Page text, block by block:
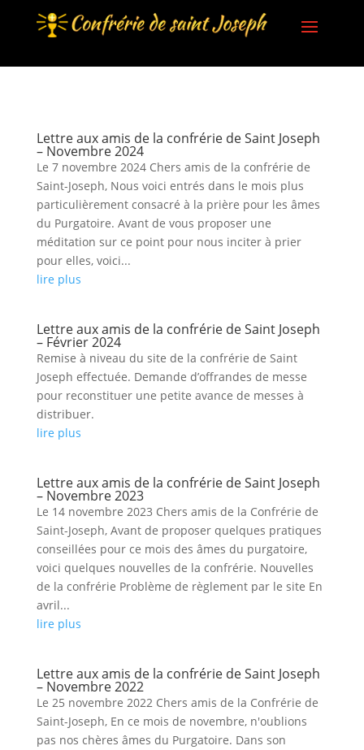
Lettre aux amis de la confrérie de Saint Joseph
– Novembre 2024
Le 7 novembre 2024 Chers amis de la confrérie de
Saint-Joseph, Nous voici entrés dans le mois plus
particulièrement consacré à la prière pour les âmes
du Purgatoire. Avant de vous proposer une
méditation sur ce point pour nous inciter à prier
pour elles, voici...
lire plus
Lettre aux amis de la confrérie de Saint Joseph
– Février 2024
Remise à niveau du site de la confrérie de Saint
Joseph effectuée. Demande d’offrandes de messe
pour reconstituer une petite avance de messes à
distribuer.
lire plus
Lettre aux amis de la confrérie de Saint Joseph
– Novembre 2023
Le 14 novembre 2023 Chers amis de la Confrérie de
Saint-Joseph, Avant de proposer quelques pratiques
conseillées pour ce mois des âmes du purgatoire,
voici quelques nouvelles de la confrérie. Nouvelles
de la confrérie Problème de règlement par le site En
avril...
lire plus
Lettre aux amis de la confrérie de Saint Joseph
– Novembre 2022
Le 25 novembre 2022 Chers amis de la Confrérie de
Saint-Joseph, En ce mois de novembre, n'oublions
pas nos chères âmes du Purgatoire. Dans son